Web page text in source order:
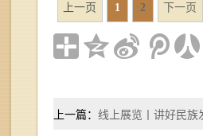
上一页 1 2 下一页
上一篇： 线上展览丨讲好民族